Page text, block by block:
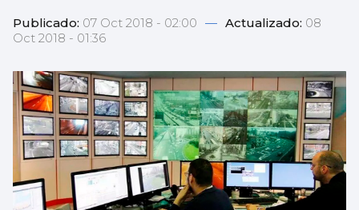
Publicado: 07 Oct 2018 - 02:00 — Actualizado: 08
Oct 2018 - 01:36